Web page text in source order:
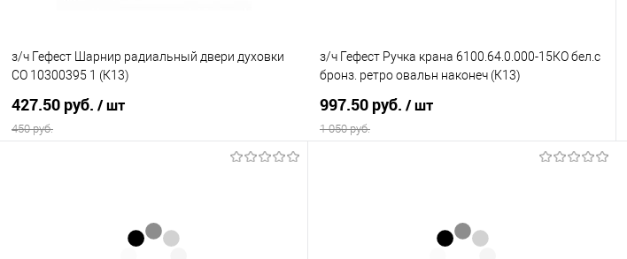
з/ч Гефест Шарнир радиальный двери духовки
СО 10300395 1 (К13)
427.50 руб. / шт
450 руб.
з/ч Гефест Ручка крана 6100.64.0.000-15КО бел.с
бронз. ретро овальн наконеч (К13)
997.50 руб. / шт
1 050 руб.